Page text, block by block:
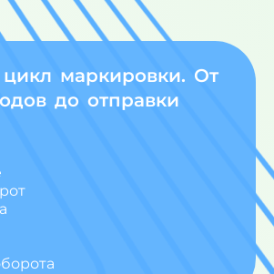
маркировки. От
до отправки